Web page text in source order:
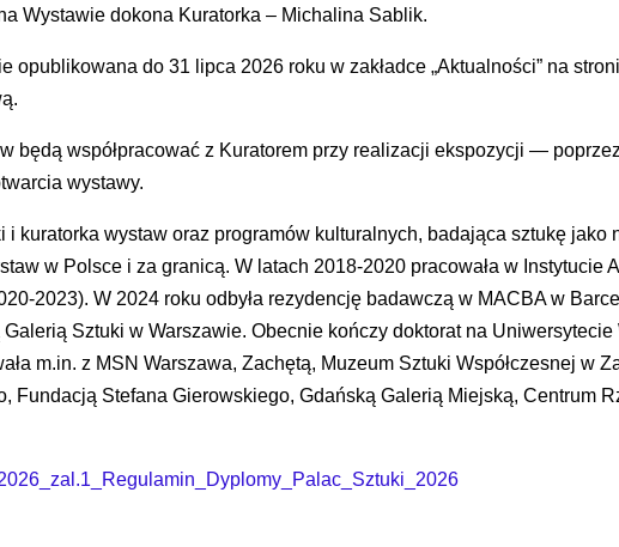
Wystawie dokona Kuratorka – Michalina Sablik.
opublikowana do 31 lipca 2026 roku w zakładce „Aktualności” na
będą współpracować z Kuratorem przy realizacji ekspozycji —
wystawy.
i kuratorka wystaw oraz programów kulturalnych, badająca sztukę jako
w Polsce i za granicą. W latach 2018-2020 pracowała w Instytucie
2023). W 2024 roku odbyła rezydencję badawczą w MACBA w
Sztuki w Warszawie. Obecnie kończy doktorat na Uniwersytecie
m.in. z MSN Warszawa, Zachętą, Muzeum Sztuki Współczesnej w
Fundacją Stefana Gierowskiego, Gdańską Galerią Miejską, Centrum